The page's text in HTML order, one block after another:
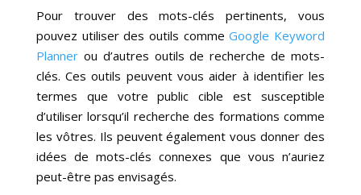
Pour trouver des mots-clés pertinents, vous
pouvez utiliser des outils commeGoogle Keyword
Plannerou d’autres outils de recherche de mots-
clés. Ces outils peuvent vous aider à identifier les
termes que votre public cible est susceptible
d’utiliser lorsqu’il recherche des formations comme
les vôtres. Ils peuvent également vous donner des
idées de mots-clés connexes que vous n’auriez
peut-être pas envisagés.